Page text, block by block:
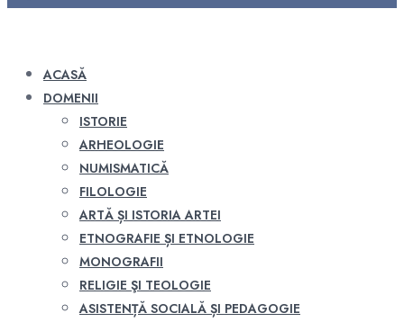
ACASĂ
DOMENII
ISTORIE
ARHEOLOGIE
NUMISMATICĂ
FILOLOGIE
ARTĂ ȘI ISTORIA ARTEI
ETNOGRAFIE ȘI ETNOLOGIE
MONOGRAFII
RELIGIE ŞI TEOLOGIE
ASISTENȚĂ SOCIALĂ ȘI PEDAGOGIE